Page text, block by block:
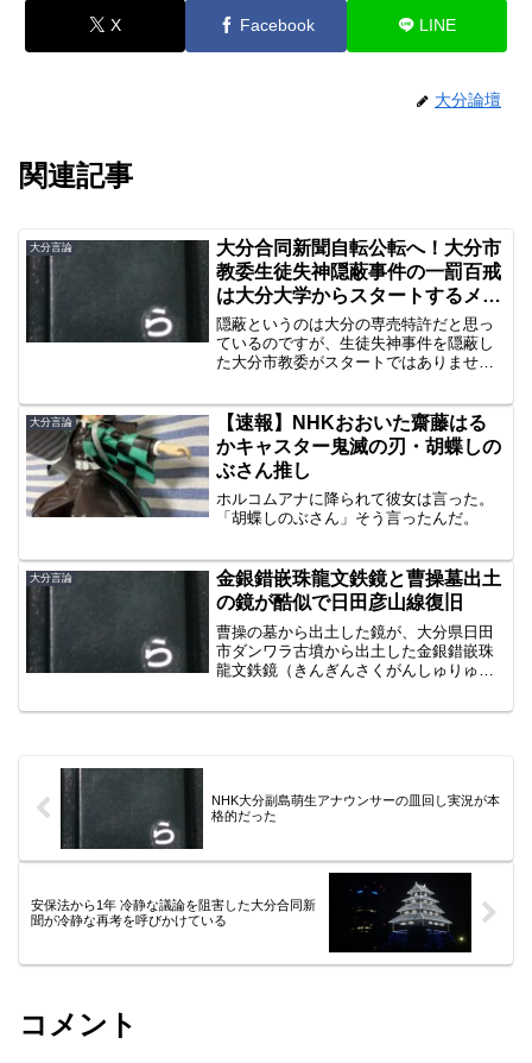
X Facebook LINE
大分論壇
関連記事
大分言論
大分合同新聞自転公転へ！大分市
教委生徒失神隠蔽事件の一罰百戒
は大分大学からスタートするメリ
ットがある
隠蔽というのは大分の専売特許だと思っ
ているのですが、生徒失神事件を隠蔽し
た大分市教委がスタートではありませ
トは大分大学IPアドレス隠蔽事件にある
ことを、大分合同新聞の自転公転に僭越
ながらアドバイスしましょ...
大分言論
【速報】NHKおおいた齋藤はる
かキャスター鬼滅の刃・胡蝶しの
ぶさん推し
ホルコムアナに降られて彼女は言った。
「胡蝶しのぶさん」そう言ったんだ。
大分言論
金銀錯嵌珠龍文鉄鏡と曹操墓出土
の鏡が酷似で日田彦山線復旧
曹操の墓から出土した鏡が、大分県日田
市ダンワラ古墳から出土した金銀錯嵌珠
龍文鉄鏡（きんぎんさくがんしゅりゅう
判明しました。三国志展に関連した座談
NHK大分副島萌生アナウンサーの皿回し実況が本
格的だった
安保法から1年 冷静な議論を阻害した大分合同新
聞が冷静な再考を呼びかけている
コメント